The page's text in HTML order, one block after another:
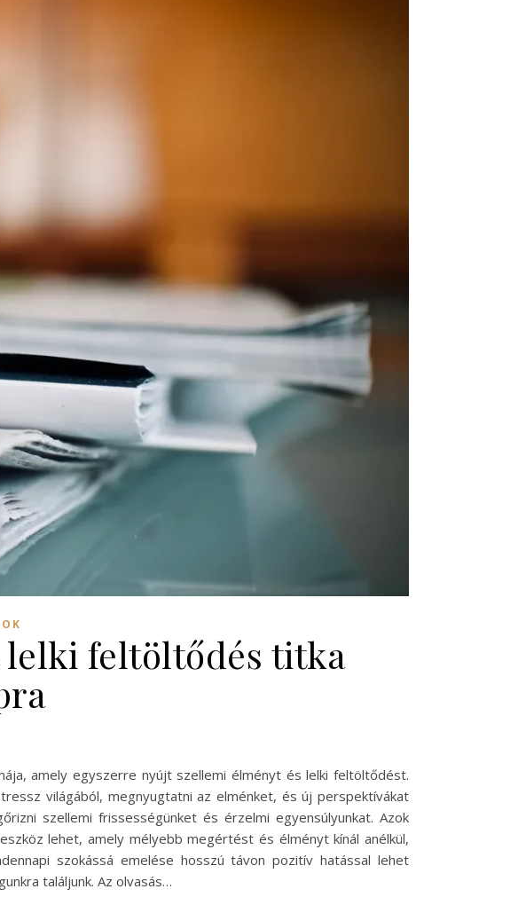
lelki feltöltődés titka
amely egyszerre nyújt szellemi élményt és lelki feltöltődést.
világából, megnyugtatni az elménket, és új perspektívákat
szellemi frissességünket és érzelmi egyensúlyunkat. Azok
lehet, amely mélyebb megértést és élményt kínál anélkül,
szokássá emelése hosszú távon pozitív hatással lehet
találjunk. Az olvasás…